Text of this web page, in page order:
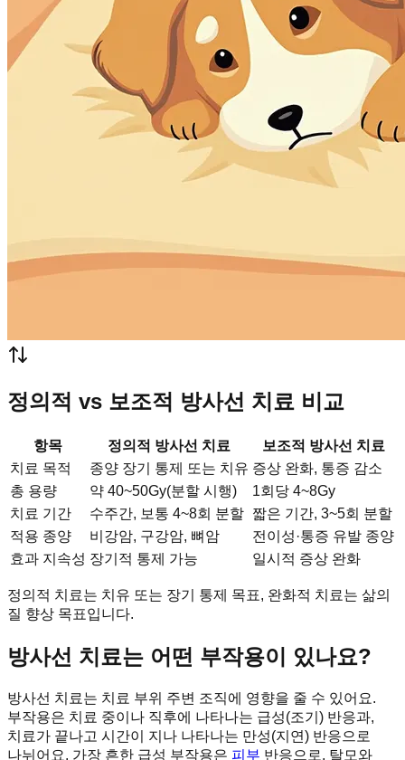
정의적 vs 보조적 방사선 치료 비교
항목 정의적 방사선 치료
보조적 방사선 치료
치료 목적
종양 장기 통제 또는 치유 증상 완화, 통증 감소
총 용량
약 40~50Gy(분할 시행)
1회당 4~8Gy
치료 기간
수주간, 보통 4~8회 분할 짧은 기간, 3~5회 분할
적용 종양
비강암, 구강암, 뼈암
전이성·통증 유발 종양
효과 지속성 장기적 통제 가능 일시적 증상 완화
정의적 치료는 치유 또는 장기 통제 목표, 완화적 치료는 삶의
질 향상 목표입니다.
방사선 치료는 어떤 부작용이 있나요?
방사선 치료는 치료 부위 주변 조직에 영향을 줄 수 있어요.
부작용은 치료 중이나 직후에 나타나는 급성(조기) 반응과,
치료가 끝나고 시간이 지나 나타나는 만성(지연) 반응으로
나뉘어요. 가장 흔한 급성 부작용은 피부 반응으로, 탈모와